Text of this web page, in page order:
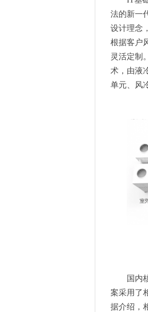
法的新一
设计理念
根据客户
灵活定制
术，由液
单元、风
国内
案采用了
据介绍，